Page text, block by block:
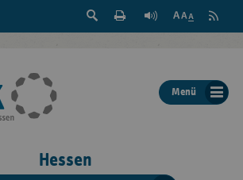
Suche
der
Seite
Feed
Menü
Hessen